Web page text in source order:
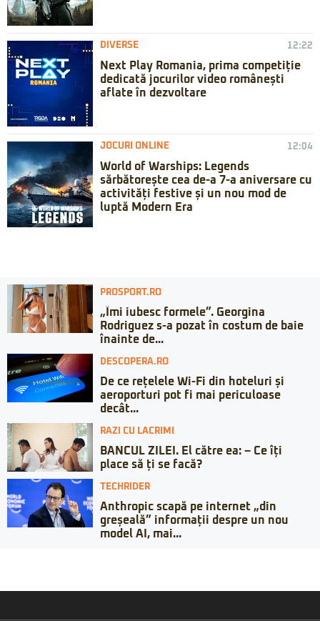
DIVERSE 12:22
Next Play Romania, prima competiție
dedicată jocurilor video românești
aflate în dezvoltare
JOCURI ONLINE 12:04
World of Warships: Legends
sărbătorește cea de-a 7-a aniversare cu
activități festive și un nou mod de
luptă Modern Era
PROSPORT.RO
„Îmi iubesc formele”. Georgina
Rodriguez s-a pozat în costum de baie
înainte de...
DESCOPERA.RO
De ce rețelele Wi-Fi din hoteluri și
aeroporturi pot fi mai periculoase
decât...
RAZI CU LACRIMI
BANCUL ZILEI. El către ea: – Ce îți
place să ți se facă?
TECHRIDER
Anthropic scapă pe internet „din
greșeală” informații despre un nou
model AI, mai...